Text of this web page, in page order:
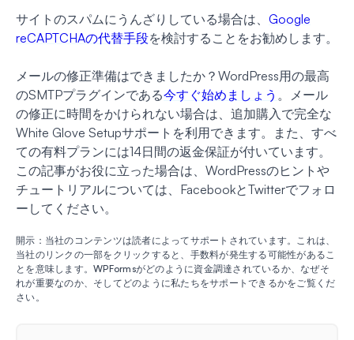
サイトのスパムにうんざりしている場合は、 Google
reCAPTCHAの代替手段を検討することをお勧めします。
メールの修正準備はできましたか？WordPress用の最高
のSMTPプラグインである今すぐ始めましょう 。メール
の修正に時間をかけられない場合は、追加購入で完全な
White Glove Setupサポートを利用できます。また、すべ
ての有料プランには14日間の返金保証が付いています。
この記事がお役に立った場合は、WordPressのヒントや
チュートリアルについては、FacebookとTwitterでフォロ
ーしてください。
開示：当社のコンテンツは読者によってサポートされています。これは、
当社のリンクの一部をクリックすると、手数料が発生する可能性があるこ
とを意味します。WPFormsがどのように資金調達されているか、なぜそ
れが重要なのか、そしてどのように私たちをサポートできるかをご覧くだ
さい。